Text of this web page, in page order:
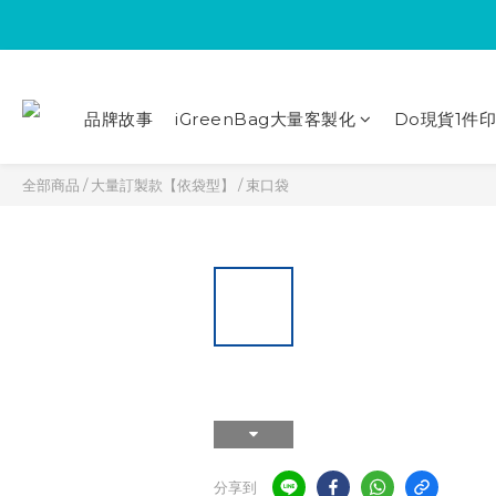
品牌故事 iGreenBag大量客製化 Do現貨1件
全部商品 /大量訂製款【依袋型】 /束口袋
分享到